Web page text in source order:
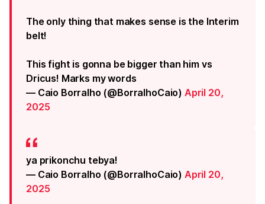
The only thing that makes sense is the Interim
belt!
This fight is gonna be bigger than him vs
Dricus! Marks my words
— Caio Borralho (@BorralhoCaio) April 20,
2025
ya prikonchu tebya!
— Caio Borralho (@BorralhoCaio) April 20,
2025